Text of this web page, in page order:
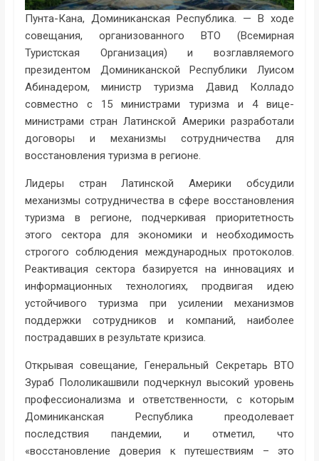
Пунта-Кана, Доминиканская Республика. — В ходе
совещания, организованного ВТО (Всемирная
Туристская Организация) и возглавляемого
президентом Доминиканской Республики Луисом
Абинадером, министр туризма Давид Колладо
совместно с 15 министрами туризма и 4 вице-
министрами стран Латинской Америки разработали
договоры и механизмы сотрудничества для
восстановления туризма в регионе.
Лидеры стран Латинской Америки обсудили
механизмы сотрудничества в сфере восстановления
туризма в регионе, подчеркивая приоритетность
этого сектора для экономики и необходимость
строгого соблюдения международных протоколов.
Реактивация сектора базируется на инновациях и
информационных технологиях, продвигая идею
устойчивого туризма при усилении механизмов
поддержки сотрудников и компаний, наиболее
пострадавших в результате кризиса.
Открывая совещание, Генеральный Секретарь ВТО
Зураб Пололикашвили подчеркнул высокий уровень
профессионализма и ответственности, с которым
Доминиканская Республика преодолевает
последствия пандемии, и отметил, что
«восстановление доверия к путешествиям – это